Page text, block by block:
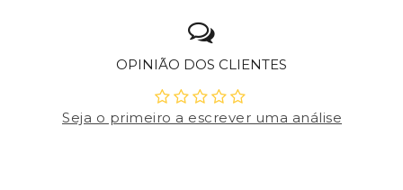
OPINIÃO DOS CLIENTES
Seja o primeiro a escrever uma análise